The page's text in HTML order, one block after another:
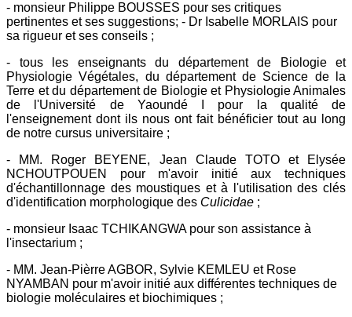
- monsieur Philippe BOUSSES pour ses critiques
pertinentes et ses suggestions; - Dr Isabelle MORLAIS pour
sa rigueur et ses conseils ;
- tous les enseignants du département de Biologie et
Physiologie Végétales, du département de Science de la
Terre et du département de Biologie et Physiologie Animales
de l'Université de Yaoundé I pour la qualité de
l'enseignement dont ils nous ont fait bénéficier tout au long
de notre cursus universitaire ;
- MM. Roger BEYENE, Jean Claude TOTO et Elysée
NCHOUTPOUEN pour m'avoir initié aux techniques
d'échantillonnage des moustiques et à l'utilisation des clés
d'identification morphologique des Culicidae ;
- monsieur Isaac TCHIKANGWA pour son assistance à
l'insectarium ;
- MM. Jean-Pièrre AGBOR, Sylvie KEMLEU et Rose
NYAMBAN pour m'avoir initié aux différentes techniques de
biologie moléculaires et biochimiques ;